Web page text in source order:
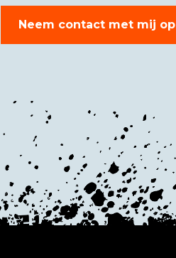
Neem contact met mij op